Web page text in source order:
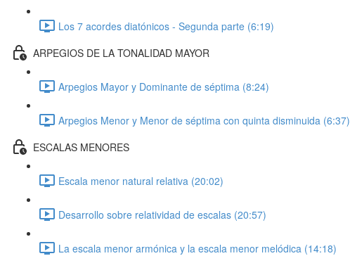
Los 7 acordes diatónicos - Segunda parte (6:19)
ARPEGIOS DE LA TONALIDAD MAYOR
Arpegios Mayor y Dominante de séptima (8:24)
Arpegios Menor y Menor de séptima con quinta disminuida (6:37)
ESCALAS MENORES
Escala menor natural relativa (20:02)
Desarrollo sobre relatividad de escalas (20:57)
La escala menor armónica y la escala menor melódica (14:18)